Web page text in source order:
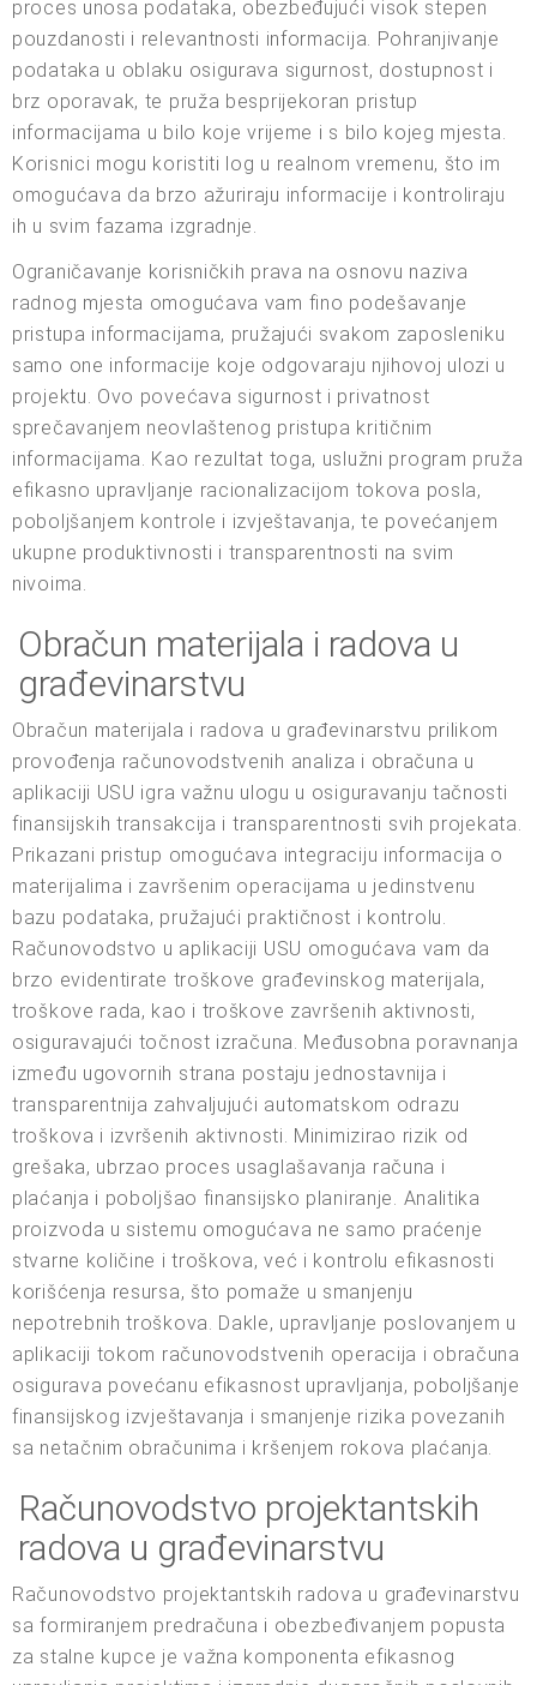
proces unosa podataka, obezbeđujući visok stepen
pouzdanosti i relevantnosti informacija. Pohranjivanje
podataka u oblaku osigurava sigurnost, dostupnost i
brz oporavak, te pruža besprijekoran pristup
informacijama u bilo koje vrijeme i s bilo kojeg mjesta.
Korisnici mogu koristiti log u realnom vremenu, što im
omogućava da brzo ažuriraju informacije i kontroliraju
ih u svim fazama izgradnje.
Ograničavanje korisničkih prava na osnovu naziva
radnog mjesta omogućava vam fino podešavanje
pristupa informacijama, pružajući svakom zaposleniku
samo one informacije koje odgovaraju njihovoj ulozi u
projektu. Ovo povećava sigurnost i privatnost
sprečavanjem neovlaštenog pristupa kritičnim
informacijama. Kao rezultat toga, uslužni program pruža
efikasno upravljanje racionalizacijom tokova posla,
poboljšanjem kontrole i izvještavanja, te povećanjem
ukupne produktivnosti i transparentnosti na svim
nivoima.
Obračun materijala i radova u
građevinarstvu
Obračun materijala i radova u građevinarstvu prilikom
provođenja računovodstvenih analiza i obračuna u
aplikaciji USU igra važnu ulogu u osiguravanju tačnosti
finansijskih transakcija i transparentnosti svih projekata.
Prikazani pristup omogućava integraciju informacija o
materijalima i završenim operacijama u jedinstvenu
bazu podataka, pružajući praktičnost i kontrolu.
Računovodstvo u aplikaciji USU omogućava vam da
brzo evidentirate troškove građevinskog materijala,
troškove rada, kao i troškove završenih aktivnosti,
osiguravajući točnost izračuna. Međusobna poravnanja
između ugovornih strana postaju jednostavnija i
transparentnija zahvaljujući automatskom odrazu
troškova i izvršenih aktivnosti. Minimizirao rizik od
grešaka, ubrzao proces usaglašavanja računa i
plaćanja i poboljšao finansijsko planiranje. Analitika
proizvoda u sistemu omogućava ne samo praćenje
stvarne količine i troškova, već i kontrolu efikasnosti
korišćenja resursa, što pomaže u smanjenju
nepotrebnih troškova. Dakle, upravljanje poslovanjem u
aplikaciji tokom računovodstvenih operacija i obračuna
osigurava povećanu efikasnost upravljanja, poboljšanje
finansijskog izvještavanja i smanjenje rizika povezanih
sa netačnim obračunima i kršenjem rokova plaćanja.
Računovodstvo projektantskih
radova u građevinarstvu
Računovodstvo projektantskih radova u građevinarstvu
sa formiranjem predračuna i obezbeđivanjem popusta
za stalne kupce je važna komponenta efikasnog